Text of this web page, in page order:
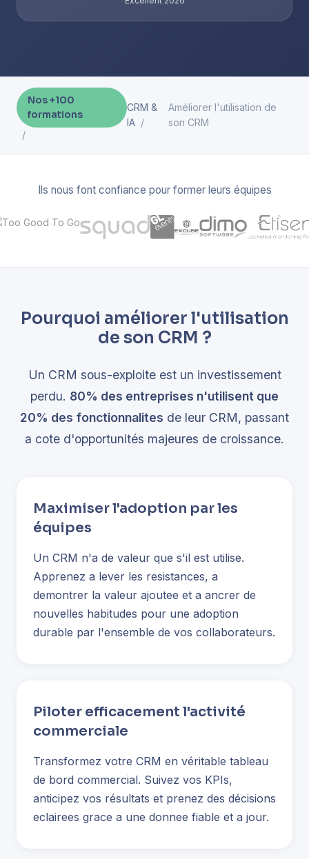
Nos +100
formations
CRM &
IA
Améliorer l'utilisation de
son CRM
Ils nous font confiance pour former leurs équipes
Pourquoi améliorer l'utilisation
de son CRM ?
Un CRM sous-exploite est un investissement
perdu. 80% des entreprises n'utilisent que
20% des fonctionnalites de leur CRM, passant
a cote d'opportunités majeures de croissance.
Maximiser l'adoption par les
équipes
Un CRM n'a de valeur que s'il est utilise.
Apprenez a lever les resistances, a
demontrer la valeur ajoutee et a ancrer de
nouvelles habitudes pour une adoption
durable par l'ensemble de vos collaborateurs.
Piloter efficacement l'activité
commerciale
Transformez votre CRM en véritable tableau
de bord commercial. Suivez vos KPIs,
anticipez vos résultats et prenez des décisions
eclairees grace a une donnee fiable et a jour.